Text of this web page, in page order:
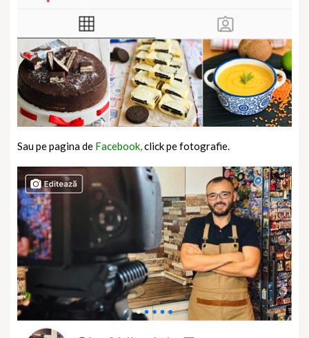
Sau pe pagina de Facebook, click pe fotografie.